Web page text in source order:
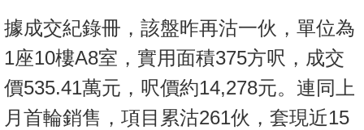
據成交紀錄冊，該盤昨再沽一伙，單位為
1座10樓A8室，實用面積375方呎，成交
價535.41萬元，呎價約14,278元。連同上
月首輪銷售，項目累沽261伙，套現近15